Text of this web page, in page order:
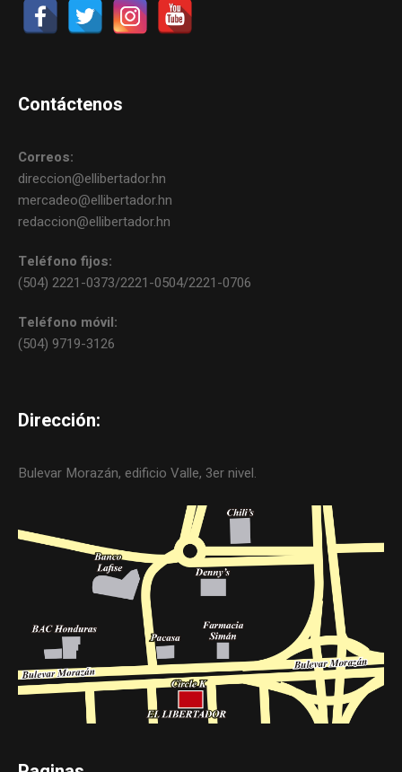
Contáctenos
Correos:
direccion@ellibertador.hn
mercadeo@ellibertador.hn
redaccion@ellibertador.hn
Teléfono fijos:
(504) 2221-0373/2221-0504/2221-0706
Teléfono móvil:
(504) 9719-3126
Dirección:
Bulevar Morazán, edificio Valle, 3er nivel.